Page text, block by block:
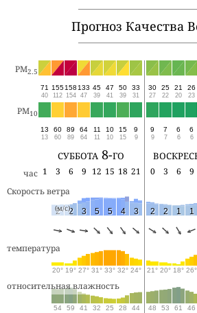
Прогноз Качества
PM2.5
71
40
155
112
158
154
133
47
45
39
47
41
50
39
33
31
30
27
25
22
21
20
26
23
PM10
13
13
60
60
89
89
64
64
11
11
10
10
15
15
9
9
9
9
7
7
6
6
6
6
суббота 8-го
час 1 3 6 9 12 15 18 21 0 3 6 9
Скорость ветра
(м/с)
2 2 3 5 5 4 3 2 2 1 1
температура
20° 19° 27° 31° 33° 32° 24° 21° 20° 18° 26°
относительная влажность
54 59 41 32 25 28 44 48 53 61 46